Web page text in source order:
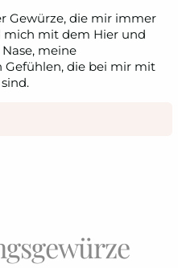
Gewürze, die mir immer
mich mit dem Hier und
meine
die bei mir mit